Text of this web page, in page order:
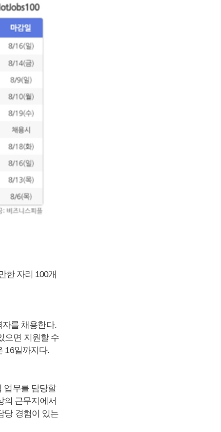
한 자리 100개
를 채용한다.
으면 지원할 수
16일까지다.
업무를 담당할
의 근무지에서
당 경험이 있는